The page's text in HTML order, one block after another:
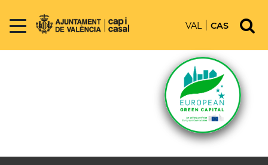
VAL CAS